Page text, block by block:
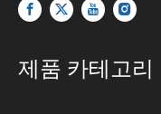
제품 카테고리